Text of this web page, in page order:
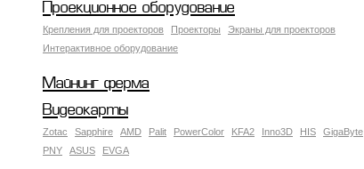
Проекционное оборудование
Крепления для проекторов Проекторы
Экраны для проекторов
Интерактивное оборудование
Майнинг ферма
Видеокарты
Zotac Sapphire AMD Palit PowerColor KFA2 Inno3D HIS GigaByte
PNY
ASUS EVGA